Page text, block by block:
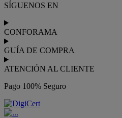
SÍGUENOS EN
CONFORAMA
GUÍA DE COMPRA
ATENCIÓN AL CLIENTE
Pago 100% Seguro